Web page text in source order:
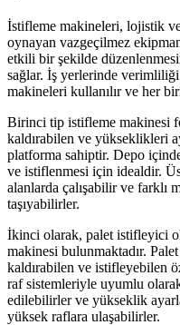
İstifleme makineleri, lojistik
oynayan vazgeçilmez
etkili bir şekilde
sağlar. İş yerlerinde
makineleri kullanılır ve her
Birinci tip istifleme makinesi
kaldırabilen ve yükseklikleri
platforma sahiptir. Depo
ve istiflenmesi için idealdir.
alanlarda çalışabilir ve farklı
taşıyabilirler.
İkinci olarak, palet istifleyici
makinesi bulunmaktadır.
kaldırabilen ve istifleyebilen
raf sistemleriyle uyumlu
edilebilirler ve yükseklik
yüksek raflara ulaşabilirler.